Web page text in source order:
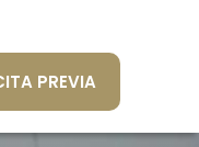
PREVIA